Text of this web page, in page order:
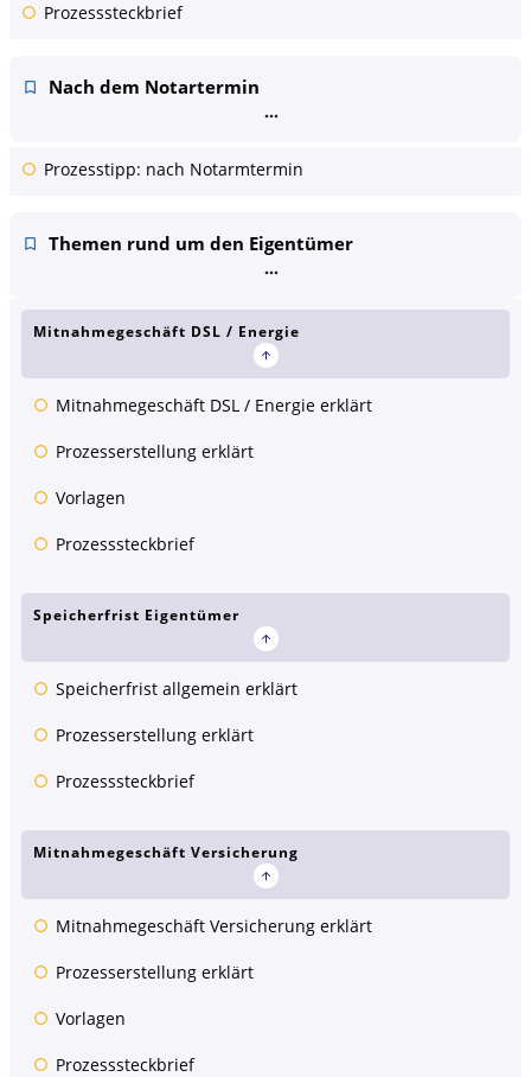
Prozesssteckbrief
Nach dem Notartermin
Prozesstipp: nach Notarmtermin
Themen rund um den Eigentümer
Mitnahmegeschäft DSL / Energie
Mitnahmegeschäft DSL / Energie erklärt
Prozesserstellung erklärt
Vorlagen
Prozesssteckbrief
Speicherfrist Eigentümer
Speicherfrist allgemein erklärt
Prozesserstellung erklärt
Prozesssteckbrief
Mitnahmegeschäft Versicherung
Mitnahmegeschäft Versicherung erklärt
Prozesserstellung erklärt
Vorlagen
Prozesssteckbrief